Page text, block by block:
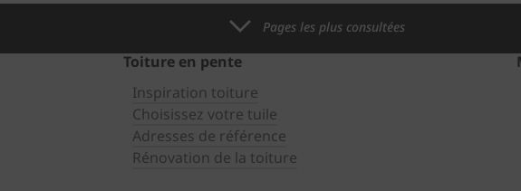
Pages les plus consultées
Toiture en pente
Inspiration toiture
Choisissez votre tuile
Adresses de référence
Rénovation de la toiture